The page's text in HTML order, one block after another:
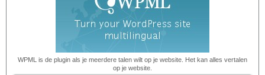
WPML is de plugin als je meerdere talen wilt op je website. Het kan alles vertalen
op je website.